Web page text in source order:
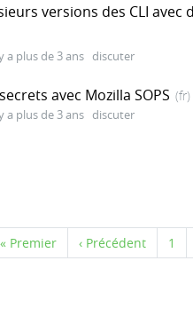
versions des CLI avec
a plus de 3 ans discuter
avec Mozilla SOPS (fr)
a plus de 3 ans discuter
« Premier ‹ Précédent 1